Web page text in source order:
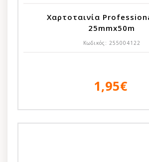
Χαρτοταινία
25mmx50m
Κωδικός: 255004122
1,95€